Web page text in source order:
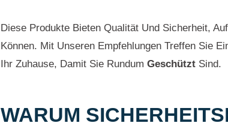
Diese Produkte Bieten Qualität Und Sicherheit,
Können. Mit Unseren Empfehlungen Treffen Sie
Ihr Zuhause, Damit Sie Rundum Geschützt Sind.
WARUM